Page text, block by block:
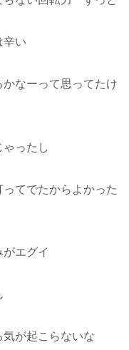
辛い
なーって思ってたけ
ったし
てでたからよかった
エグイ
が起こらないな